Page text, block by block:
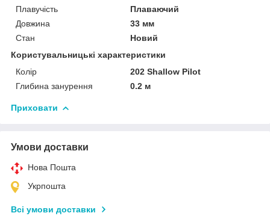
Плавучість
Плаваючий
Довжина
33 мм
Стан
Новий
Користувальницькі характеристики
Колір
202 Shallow Pilot
Глибина занурення
0.2 м
Приховати
Умови доставки
Нова Пошта
Укрпошта
Всі умови доставки